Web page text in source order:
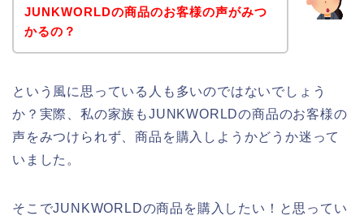
JUNKWORLDの商品のお客様の声がみつ
かるの？
という風に思っている人も多いのではないでしょう
か？実際、私の家族もJUNKWORLDの商品のお客様の
声をみつけられず、商品を購入しようかどうか迷って
いました。
そこでJUNKWORLDの商品を購入したい！と思ってい